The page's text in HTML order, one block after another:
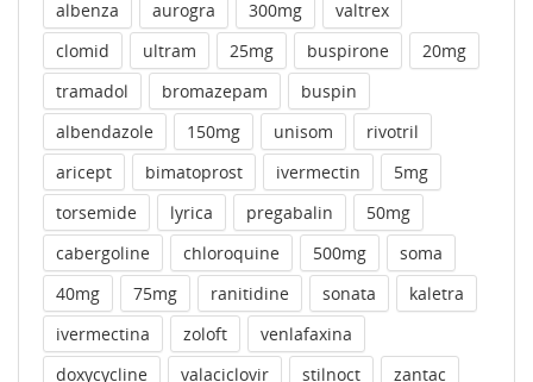
albenza
aurogra 300mg
valtrex
clomid
ultram 25mg buspirone
20mg
tramadol
bromazepam
buspin
albendazole
150mg unisom
rivotril
aricept
bimatoprost ivermectin
5mg
torsemide
lyrica pregabalin
50mg
cabergoline
chloroquine 500mg
soma
40mg
75mg ranitidine sonata
kaletra
ivermectina
zoloft
venlafaxina
doxycycline
valaciclovir stilnoct zantac